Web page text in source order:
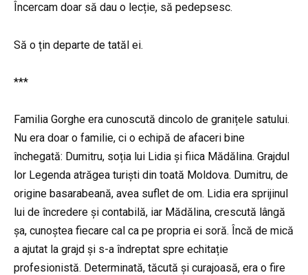
Încercam doar să dau o lecție, să pedepsesc.
Să o țin departe de tatăl ei.
***
Familia Gorghe era cunoscută dincolo de granițele satului.
Nu era doar o familie, ci o echipă de afaceri bine
închegată: Dumitru, soția lui Lidia și fiica Mădălina. Grajdul
lor Legenda atrăgea turiști din toată Moldova. Dumitru, de
origine basarabeană, avea suflet de om. Lidia era sprijinul
lui de încredere și contabilă, iar Mădălina, crescută lângă
șa, cunoștea fiecare cal ca pe propria ei soră. Încă de mică
a ajutat la grajd și s-a îndreptat spre echitație
profesionistă. Determinată, tăcută și curajoasă, era o fire